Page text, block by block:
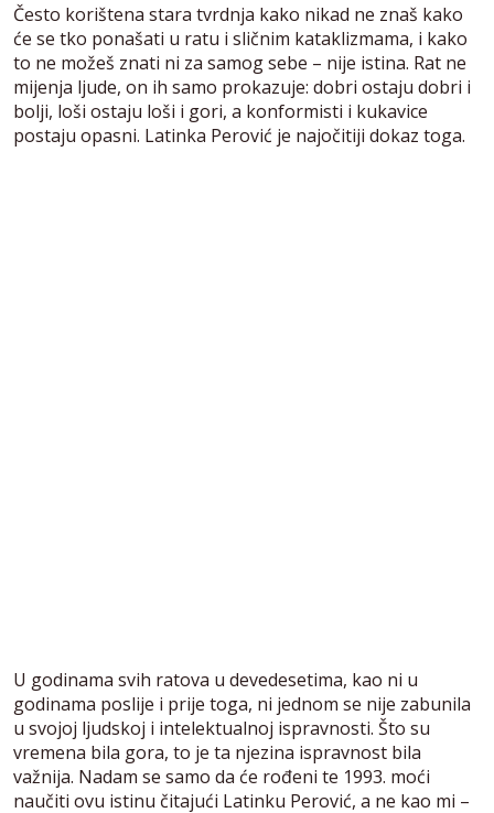
Često korištena stara tvrdnja kako nikad ne znaš kako
će se tko ponašati u ratu i sličnim kataklizmama, i kako
to ne možeš znati ni za samog sebe – nije istina. Rat ne
mijenja ljude, on ih samo prokazuje: dobri ostaju dobri i
bolji, loši ostaju loši i gori, a konformisti i kukavice
postaju opasni. Latinka Perović je najočitiji dokaz toga.
U godinama svih ratova u devedesetima, kao ni u
godinama poslije i prije toga, ni jednom se nije zabunila
u svojoj ljudskoj i intelektualnoj ispravnosti. Što su
vremena bila gora, to je ta njezina ispravnost bila
važnija. Nadam se samo da će rođeni te 1993. moći
naučiti ovu istinu čitajući Latinku Perović, a ne kao mi –